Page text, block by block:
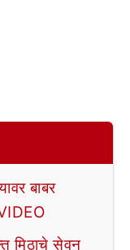
बाबर
मिठाचे सेवन